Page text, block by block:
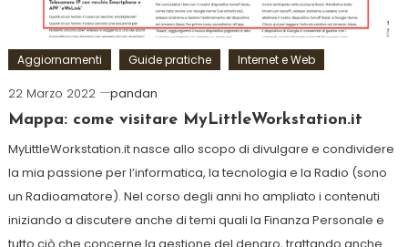
Aggiornamenti Guide pratiche Internet e Web
22 Marzo 2022
pandan
Mappa: come visitare MyLittleWorkstation.it
MyLittleWorkstation.it nasce allo scopo di divulgare e condividere
la mia passione per l’informatica, la tecnologia e la Radio (sono
un Radioamatore). Nel corso degli anni ho ampliato i contenuti
iniziando a discutere anche di temi quali la Finanza Personale e